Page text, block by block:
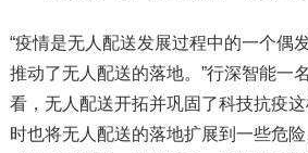
“疫情是无人配送发展过程中的一个偶
推动了无人配送的落地。”行深智能一
看，无人配送开拓并巩固了科技抗疫
时也将无人配送的落地扩展到一些危